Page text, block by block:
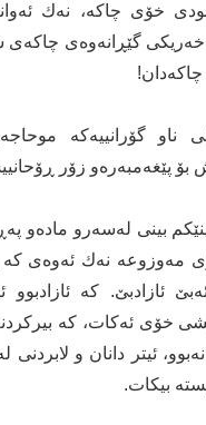
خۆی چاکە، نەك
گێڕانەوەی چاکەی
ناو گۆرانییەکە
بۆ پێغەمبەرەو زۆر
بینی لەسەرو مادەو
مەوزوعە نەك ئەوەی کە
ئازادبێ. کە
خۆی ئەکات، کە
ئیتر دانان و لابردنی
بیکات.